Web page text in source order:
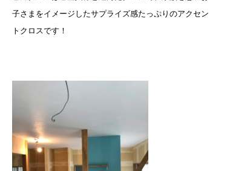
子さまをイメージしたサプライズ感たっぷりのアクセン
トクロスです！